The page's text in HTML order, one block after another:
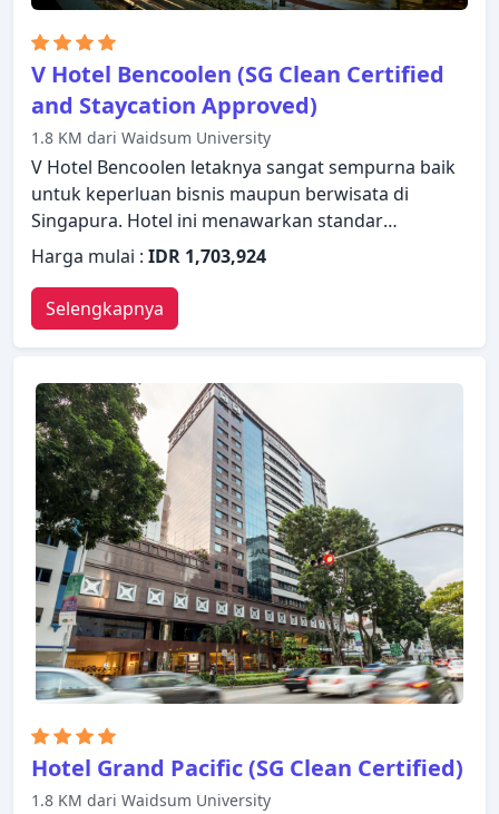
V Hotel Bencoolen (SG Clean Certified
and Staycation Approved)
1.8 KM dari Waidsum University
V Hotel Bencoolen letaknya sangat sempurna baik
untuk keperluan bisnis maupun berwisata di
Singapura. Hotel ini menawarkan standar
pelayanan dan fasilitas yang tinggi untuk
memenuhi setiap kebutuhan semua wisatawan.
Layanan kamar 24 jam, WiFi gratis di semua kamar,
satpam 24 jam, toko serbaguna, layanan
kebersihan harian ada untuk kenikmatan para
tamu. Beberapa kamar dirancang dengan baik
dengan adanya fasilitas ruang penyimpanan
pakaian, teh gratis, handuk, sandal, kopi instan
gratis. Beristirahatlah setelah seharian beraktivitas
dan nikmati kolam renang luar ruangan, taman. V
Hotel Bencoolen menggabungkan keramahan yang
hangat dengan suasana yang indah untuk
membuat kunjungan Anda di Singapura tak
terlupakan.
Harga mulai : IDR 1,703,924
Selengkapnya
Hotel Grand Pacific (SG Clean Certified)
1.8 KM dari Waidsum University